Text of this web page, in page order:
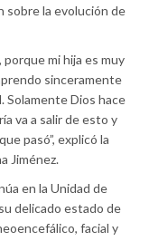
sobre la evolución de
porque mi hija es muy
sinceramente
Solamente Dios hace
va a salir de esto y
pasó”, explicó la
Jiménez.
en la Unidad de
delicado estado de
facial y